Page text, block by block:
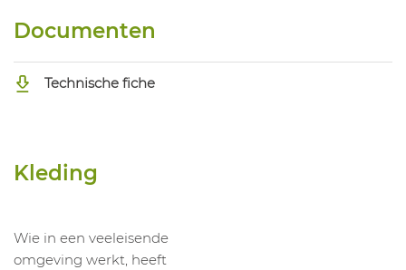
Documenten
Technische fiche
Kleding
Wie in een veeleisende
omgeving werkt, heeft